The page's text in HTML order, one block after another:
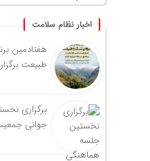
اخبار نظام سلامت
هفتادمین
طبیعت
برگزاری
جوانی